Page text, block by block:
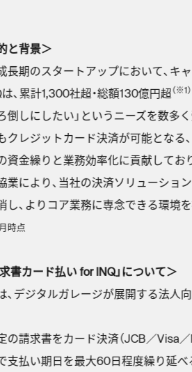
と背景＞
長期のスタートアップにおいて、キ
、累計1,300社超・総額130億円超（※1）
倒しにしたい」というニーズを数多
クレジットカード決済が可能となる
資金繰りと業務効率化に貢献してお
業により、当社の決済ソリューショ
し、よりコア業務に専念できる環境
時点
書カード払い for INQ」について＞
、デジタルガレージが展開する法人
の請求書をカード決済（JCB／Visa
支払い期日を最大60日程度繰り延べ